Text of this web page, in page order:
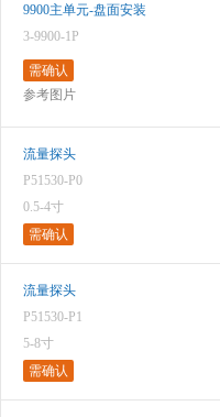
图像仅供参考，请参阅产品规格
图像仅供参考，请参阅产品规格
9900主单元-盘面安装
3-9900-1P
需确认
参考图片
图像仅供参考，请参阅产品规格
流量探头
P51530-P0
0.5-4寸
需确认
流量探头
P51530-P1
5-8寸
需确认